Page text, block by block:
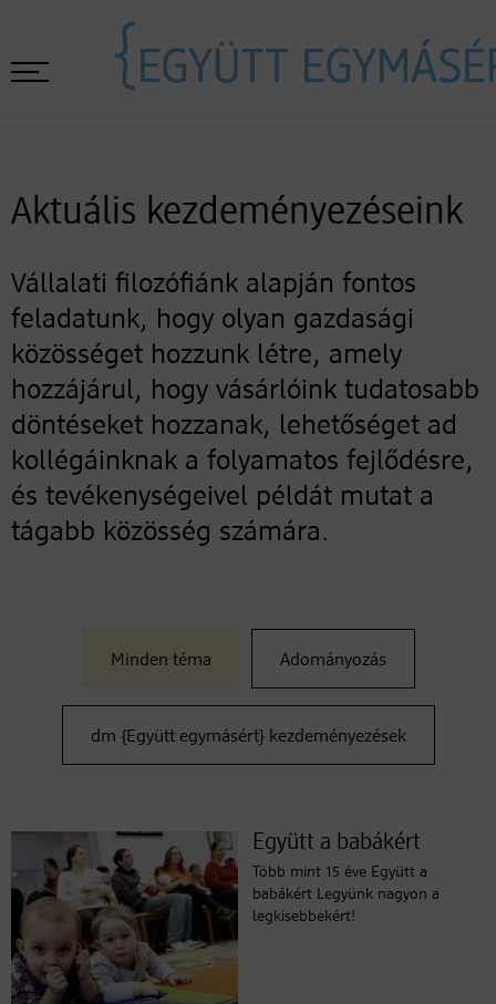
Aktuális kezdeményezéseink
Vállalati filozófiánk alapján fontos
feladatunk, hogy olyan gazdasági
közösséget hozzunk létre, amely
hozzájárul, hogy vásárlóink tudatosabb
döntéseket hozzanak, lehetőséget ad
kollégáinknak a folyamatos fejlődésre,
és tevékenységeivel példát mutat a
tágabb közösség számára.
Minden téma Adományozás
dm {Együtt egymásért} kezdeményezések
Együtt a babákért
Több mint 15 éve Együtt a
babákért Legyünk nagyon a
legkisebbekért!